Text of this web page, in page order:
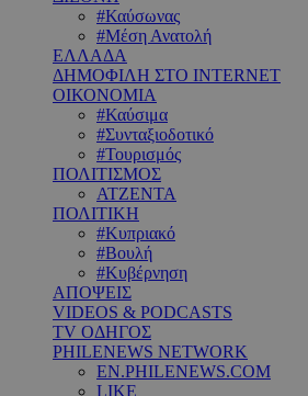
#Καύσωνας
#Μέση Ανατολή
ΕΛΛΑΔΑ
ΔΗΜΟΦΙΛΗ ΣΤΟ INTERNET
ΟΙΚΟΝΟΜΙΑ
#Καύσιμα
#Συνταξιοδοτικό
#Τουρισμός
ΠΟΛΙΤΙΣΜΟΣ
ΑΤΖΕΝΤΑ
ΠΟΛΙΤΙΚΗ
#Κυπριακό
#Βουλή
#Κυβέρνηση
ΑΠΟΨΕΙΣ
VIDEOS & PODCASTS
TV ΟΔΗΓΟΣ
PHILENEWS NETWORK
EN.PHILENEWS.COM
LIKE